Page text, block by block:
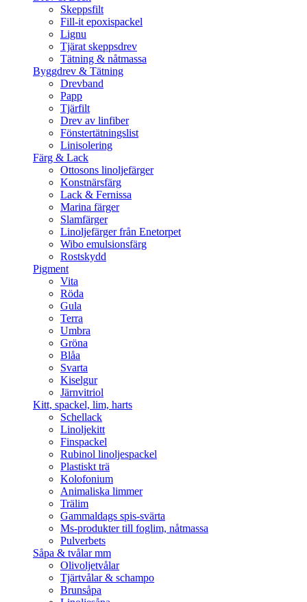
Skeppsfilt
Fill-it epoxispackel
Lignu
Tjärat skeppsdrev
Tätning & nåtmassa
Byggdrev & Tätning
Drevband
Papp
Tjärfilt
Drev av linfiber
Fönstertätningslist
Linisolering
Färg & Lack
Ottosons linoljefärger
Konstnärsfärg
Lack & Fernissa
Marina färger
Slamfärger
Linoljefärger från Enetorpet
Wibo emulsionsfärg
Rostskydd
Pigment
Vita
Röda
Gula
Terra
Umbra
Gröna
Blåa
Svarta
Kiselgur
Järnvitriol
Kitt, spackel, lim, harts
Schellack
Linoljekitt
Finspackel
Rubinol linoljespackel
Plastiskt trä
Kolofonium
Animaliska limmer
Trälim
Gammaldags spis-svärta
Ms-produkter till foglim, nåtmassa
Pulverbets
Såpa & tvålar mm
Olivoljetvålar
Tjärtvålar & schampo
Brunsåpa